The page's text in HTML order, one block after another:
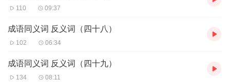
110 09:37
成语同义词 反义词（四十八）
102 06:34
成语同义词 反义词（四十九）
134 08:11